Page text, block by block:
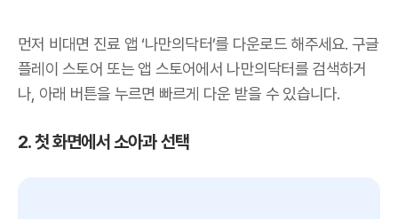
먼저 비대면 진료 앱 ‘나만의닥터’를 다운로드 해주세요. 구글
플레이 스토어 또는 앱 스토어에서 나만의닥터를 검색하거
나, 아래 버튼을 누르면 빠르게 다운 받을 수 있습니다.
2. 첫 화면에서 소아과 선택